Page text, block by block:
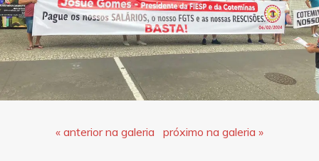
« anterior na galeria próximo na galeria »